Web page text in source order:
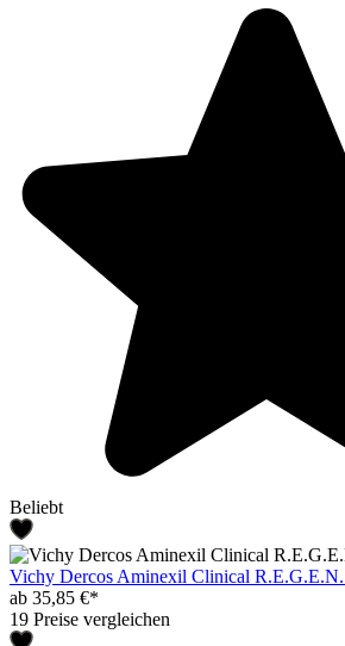
Beliebt
Vichy Dercos Aminexil Clinical
ab 35,85 €*
19 Preise vergleichen